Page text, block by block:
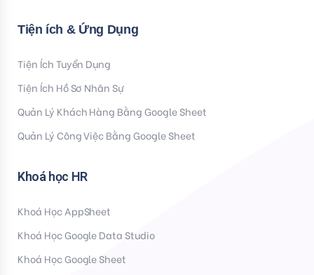
Tiện ích & Ứng Dụng
Tiện Ích Tuyển Dụng
Tiện Ích Hồ Sơ Nhân Sự
Quản Lý Khách Hàng Bằng Google Sheet
Quản Lý Công Việc Bằng Google Sheet
Khoá học HR
Khoá Học AppSheet
Khoá Học Google Data Studio
Khoá Học Google Sheet